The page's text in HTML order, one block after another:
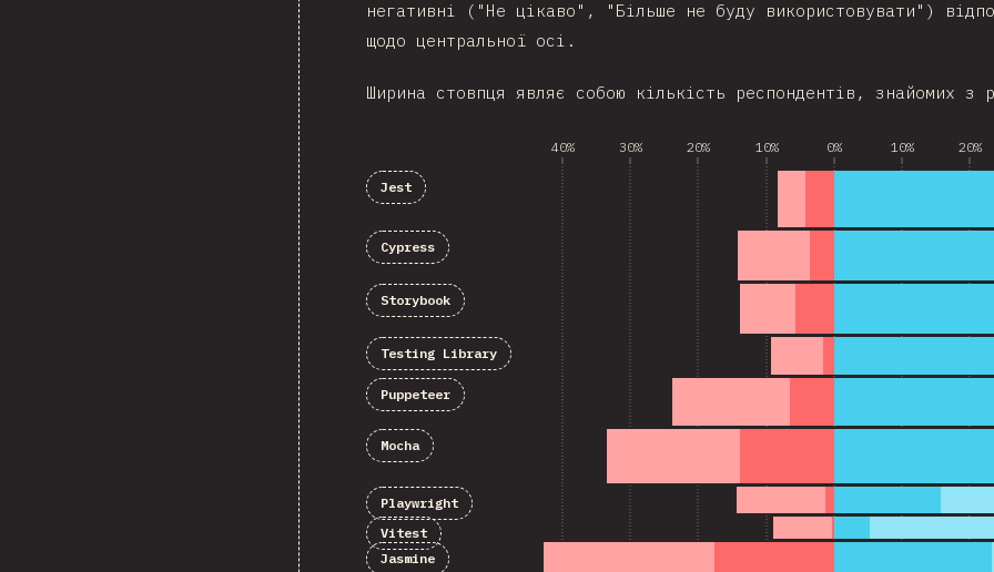
негативні ("Не цікаво", "Більше не буду використовувати")
щодо центральної осі.
Ширина стовпця являє собою кількість респондентів, знайомих з
40% 30% 20% 10% 0% 10% 20%
Jest
Cypress
Storybook
Testing Library
Puppeteer
Mocha
Playwright
Vitest
Jasmine